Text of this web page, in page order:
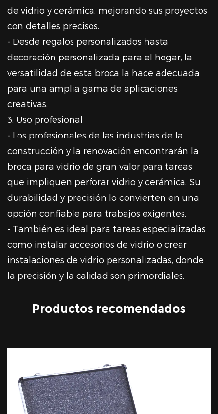
de vidrio y cerámica, mejorando sus proyectos
con detalles precisos.
- Desde regalos personalizados hasta
decoración personalizada para el hogar, la
versatilidad de esta broca la hace adecuada
para una amplia gama de aplicaciones
creativas.
3. Uso profesional
- Los profesionales de las industrias de la
construcción y la renovación encontrarán la
broca para vidrio de gran valor para tareas
que impliquen perforar vidrio y cerámica. Su
durabilidad y precisión lo convierten en una
opción confiable para trabajos exigentes.
- También es ideal para tareas especializadas
como instalar accesorios de vidrio o crear
instalaciones de vidrio personalizadas, donde
la precisión y la calidad son primordiales.
Productos recomendados